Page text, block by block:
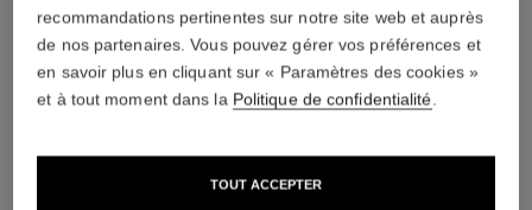
recommandations pertinentes sur notre site web et auprès
de nos partenaires. Vous pouvez gérer vos préférences et
en savoir plus en cliquant sur « Paramètres des cookies »
et à tout moment dans la Politique de confidentialité
TOUT ACCEPTER